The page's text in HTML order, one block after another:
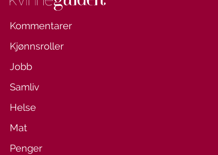
Kommentarer
Kjønnsroller
Jobb
Samliv
Helse
Mat
Penger